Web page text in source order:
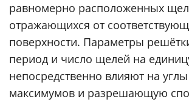
равномерно расположенных
отражающихся от
поверхности. Параметры
период и число щелей на
непосредственно влияют на
максимумов и разрешающую